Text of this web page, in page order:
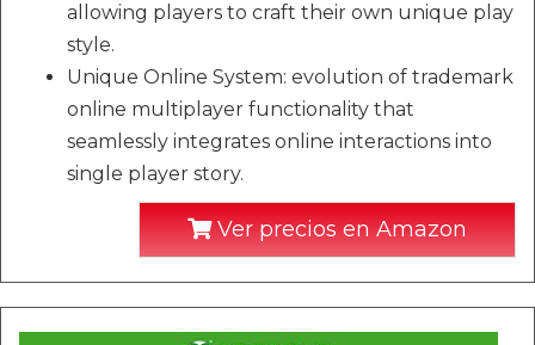
allowing players to craft their own unique play
style.
Unique Online System: evolution of trademark
online multiplayer functionality that
seamlessly integrates online interactions into
single player story.
Ver precios en Amazon